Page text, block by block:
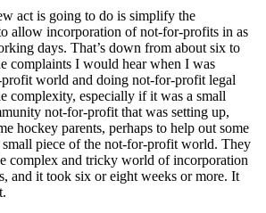
act is going to do is simplify the
allow incorporation of not-for-profits in as
days. That’s down from about six to
complaints I would hear when I was
world and doing not-for-profit legal
complexity, especially if it was a small
not-for-profit that was setting up,
hockey parents, perhaps to help out some
piece of the not-for-profit world. They
complex and tricky world of incorporation
and it took six or eight weeks or more. It